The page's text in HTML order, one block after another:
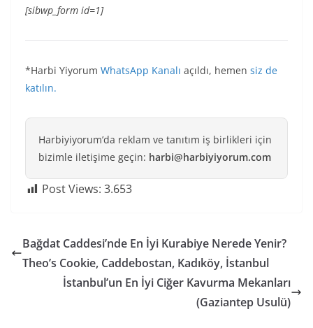
[sibwp_form id=1]
*Harbi Yiyorum WhatsApp Kanalı açıldı, hemen siz de
katılın.
Harbiyiyorum’da reklam ve tanıtım iş birlikleri için
bizimle iletişime geçin: harbi@harbiyiyorum.com
Post Views: 3.653
Bağdat Caddesi’nde En İyi Kurabiye Nerede Yenir?
Theo’s Cookie, Caddebostan, Kadıköy, İstanbul
İstanbul’un En İyi Ciğer Kavurma Mekanları
(Gaziantep Usulü)